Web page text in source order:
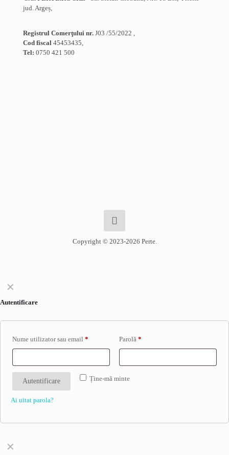
jud. Argeș,
Registrul Comerţului nr. J03 /55/2022 ,
Cod fiscal 45453435,
Tel: 0750 421 500
Copyright © 2023-2026 Perte.
✕
Autentificare
Nume utilizator sau email * Parolă*
Ține-mă minte
Autentificare
Ai uitat parola?
✕